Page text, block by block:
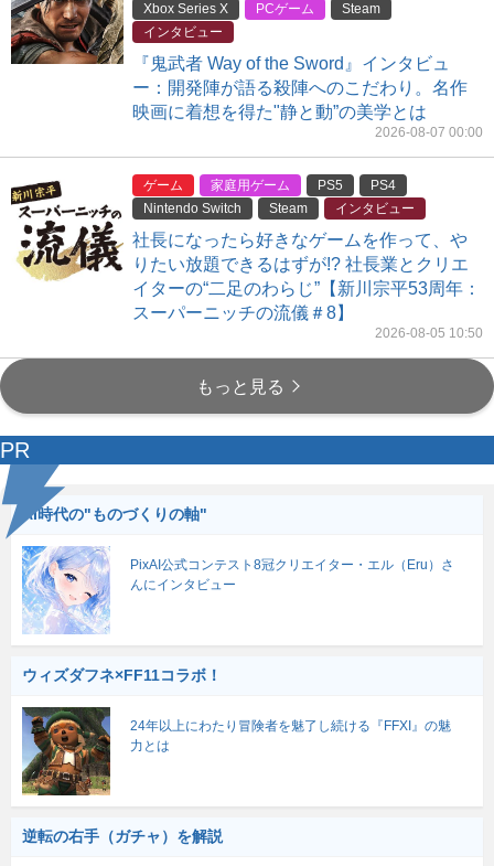
Xbox Series X
PCゲーム
Steam
インタビュー
『鬼武者 Way of the Sword』インタビュ
ー：開発陣が語る殺陣へのこだわり。名作
映画に着想を得た"静と動”の美学とは
2026-08-07 00:00
ゲーム 家庭用ゲーム PS5
PS4
Nintendo Switch
Steam インタビュー
社長になったら好きなゲームを作って、や
りたい放題できるはずが!? 社長業とクリエ
イターの“二足のわらじ”【新川宗平53周年：
スーパーニッチの流儀＃8】
2026-08-05 10:50
もっと見る
PR
AI時代の"ものづくりの軸"
PixAI公式コンテスト8冠クリエイター・エル（Eru）さ
んにインタビュー
ウィズダフネ×FF11コラボ！
24年以上にわたり冒険者を魅了し続ける『FFXI』の魅
力とは
逆転の右手（ガチャ）を解説